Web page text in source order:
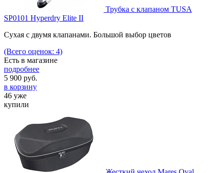
Трубка с клапаном TUSA
SP0101 Hyperdry Elite II
Сухая с двумя клапанами. Большой выбор цветов
(Всего оценок: 4)
Есть в магазине
подробнее
5 900 руб.
в корзину
46 уже
купили